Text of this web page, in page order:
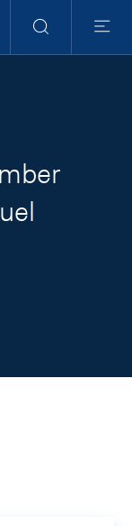
RechercheMenu